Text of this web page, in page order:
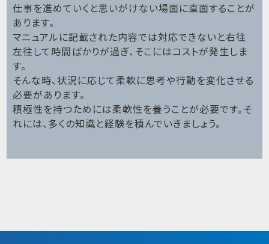
仕事を進めていくと思いがけない場面に直面することが
あります。
マニュアルに記載された内容では対応できないと右往
左往して時間ばかりが過ぎ、そこにはコストが発生しま
す。
そんな時、状況に応じて柔軟に思考や行動を変化させる
必要があります。
積極性を持つためには柔軟性を養うことが必要です。そ
れには、多くの知識と経験を積んでいきましょう。